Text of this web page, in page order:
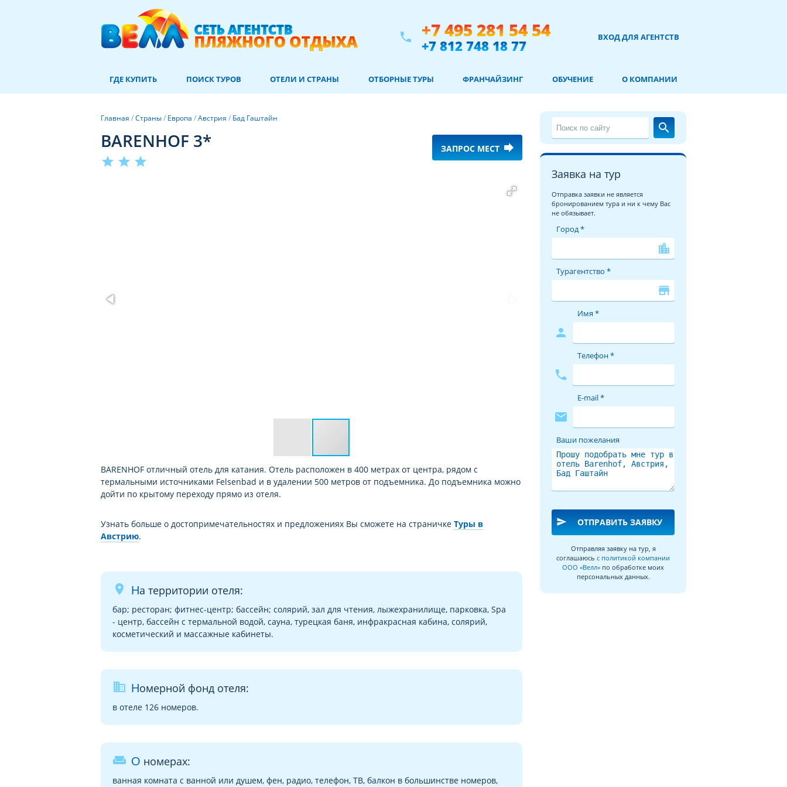
phone +7 495 281 54 54
+7 812 748 18 77 ВХОД ДЛЯ АГЕНТСТВ
ГДЕ КУПИТЬ ПОИСК ТУРОВ ОТЕЛИ И СТРАНЫ ОТБОРНЫЕ ТУРЫ ФРАНЧАЙЗИНГ ОБУЧЕНИЕ О КОМПАНИИ
Главная /Страны/ Европа /Австрия / Бад Гаштайн
BARENHOF 3*
star star star
ЗАПРОС МЕСТ forward
BARENHOF отличный отель для катания. Отель расположен в 400 метрах от центра, рядом с
термальными источниками Felsenbad и в удалении 500 метров от подъемника. До подъемника можно
дойти по крытому переходу прямо из отеля.
Узнать больше о достопримечательностях и предложениях Вы сможете на страничке Туры в
Австрию.
place На территории отеля:
бар; ресторан; фитнес-центр; бассейн; солярий, зал для чтения, лыжехранилище, парковка, Spa
- центр, бассейн с термальной водой, сауна, турецкая баня, инфракрасная кабина, солярий,
косметический и массажные кабинеты.
business Номерной фонд отеля:
в отеле 126 номеров.
weekend О номерах:
ванная комната с ванной или душем, фен, радио, телефон, ТВ, балкон в большинстве номеров,
search
Заявка на тур
Отправка заявки не является
бронированием тура и ни к чему Вас
не обязывает.
Город *
location_city
Турагентство *
store
person
Имя *
phone
Телефон *
mail
E-mail *
Ваши пожелания
send ОТПРАВИТЬ ЗАЯВКУ
Отправляя заявку на тур, я
соглашаюсь с политикой компании
ООО «Велл» по обработке моих
персональных данных.